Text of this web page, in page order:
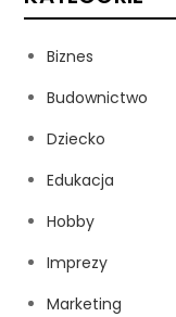
Biznes
Budownictwo
Dziecko
Edukacja
Hobby
Imprezy
Marketing